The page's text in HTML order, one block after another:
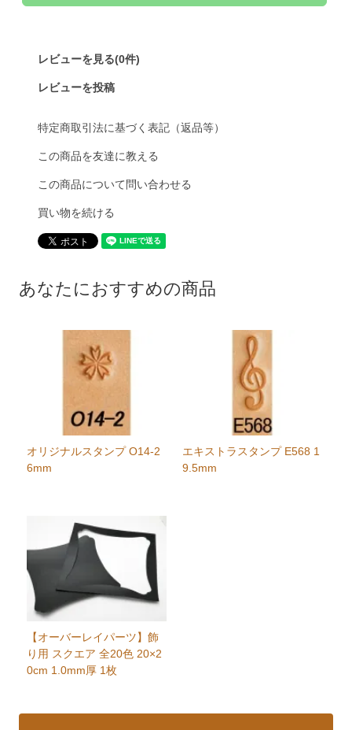
レビューを見る(0件)
レビューを投稿
特定商取引法に基づく表記（返品等）
この商品を友達に教える
この商品について問い合わせる
買い物を続ける
あなたにおすすめの商品
オリジナルスタンプ O14-2
6mm
エキストラスタンプ E568 1
9.5mm
【オーバーレイパーツ】飾
り用 スクエア 全20色 20×2
0cm 1.0mm厚 1枚